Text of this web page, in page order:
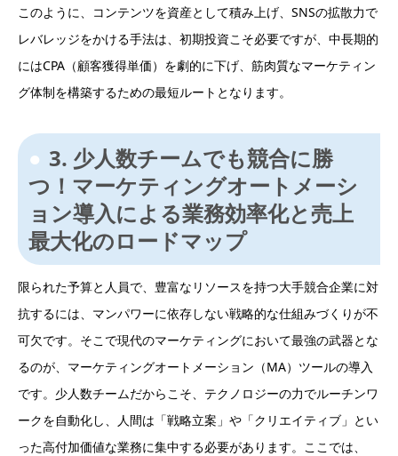
このように、コンテンツを資産として積み上げ、SNSの拡散力で
レバレッジをかける手法は、初期投資こそ必要ですが、中長期的
にはCPA（顧客獲得単価）を劇的に下げ、筋肉質なマーケティン
グ体制を構築するための最短ルートとなります。
3. 少人数チームでも競合に勝
つ！マーケティングオートメーシ
ョン導入による業務効率化と売上
最大化のロードマップ
限られた予算と人員で、豊富なリソースを持つ大手競合企業に対
抗するには、マンパワーに依存しない戦略的な仕組みづくりが不
可欠です。そこで現代のマーケティングにおいて最強の武器とな
るのが、マーケティングオートメーション（MA）ツールの導入
です。少人数チームだからこそ、テクノロジーの力でルーチンワ
ークを自動化し、人間は「戦略立案」や「クリエイティブ」とい
った高付加価値な業務に集中する必要があります。ここでは、